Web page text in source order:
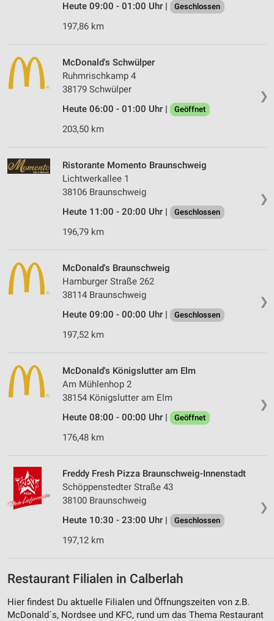
Heute 09:00 - 01:00 Uhr |
Geschlossen
197,86 km
❯
McDonald's Schwülper
Ruhmrischkamp 4
38179 Schwülper
Heute 06:00 - 01:00 Uhr |
Geöffnet
203,50 km
❯
Ristorante Momento Braunschweig
Lichtwerkallee 1
38106 Braunschweig
Heute 11:00 - 20:00 Uhr |
Geschlossen
196,79 km
❯
McDonald's Braunschweig
Hamburger Straße 262
38114 Braunschweig
Heute 09:00 - 00:00 Uhr |
Geschlossen
197,52 km
❯
McDonald's Königslutter am Elm
Am Mühlenhop 2
38154 Königslutter am Elm
Heute 08:00 - 00:00 Uhr |
Geöffnet
176,48 km
❯
Freddy Fresh Pizza Braunschweig-Innenstadt
Schöppenstedter Straße 43
38100 Braunschweig
Heute 10:30 - 23:00 Uhr |
Geschlossen
197,12 km
Restaurant Filialen in Calberlah
Hier findest Du aktuelle Filialen und Öffnungszeiten von z.B.
McDonald´s, Nordsee und KFC, rund um das Thema Restaurant